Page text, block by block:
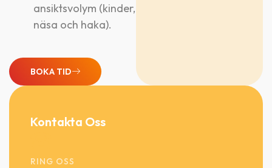
Kontakta Oss
RING OSS
ansiktsvolym (kinder,
näsa och haka).
BOKA TID